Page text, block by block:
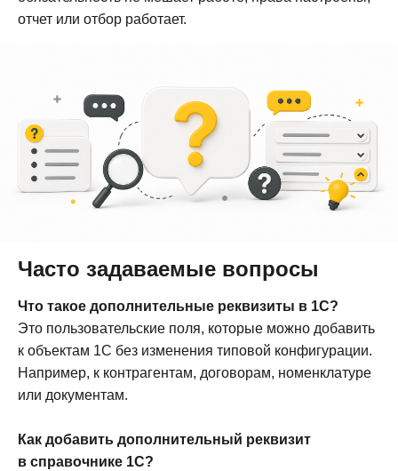
отчет или отбор работает.
Часто задаваемые вопросы
Что такое дополнительные реквизиты в 1С?
Это пользовательские поля, которые можно добавить
к объектам 1С без изменения типовой конфигурации.
Например, к контрагентам, договорам, номенклатуре
или документам.
Как добавить дополнительный реквизит
в справочнике 1С?